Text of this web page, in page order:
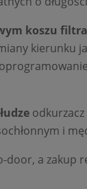
koszu
kierunku
i
a zakup